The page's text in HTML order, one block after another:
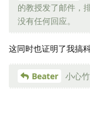
的教授发了邮件，
没有任何回应。
这同时也证明了我搞
Beater 小心